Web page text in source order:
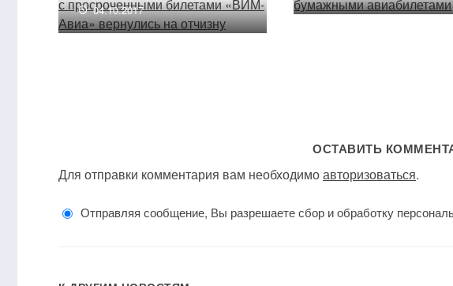
04.10.2017
ОСТАВИТЬ
Для отправки комментария вам необходимоавторизоваться.
Отправляя сообщение, Вы разрешаете сбор и обработку